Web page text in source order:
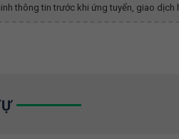
thông tin trước khi ứng tuyển, giao